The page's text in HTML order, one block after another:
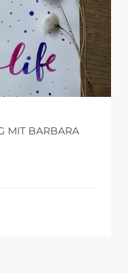
MIT BARBARA